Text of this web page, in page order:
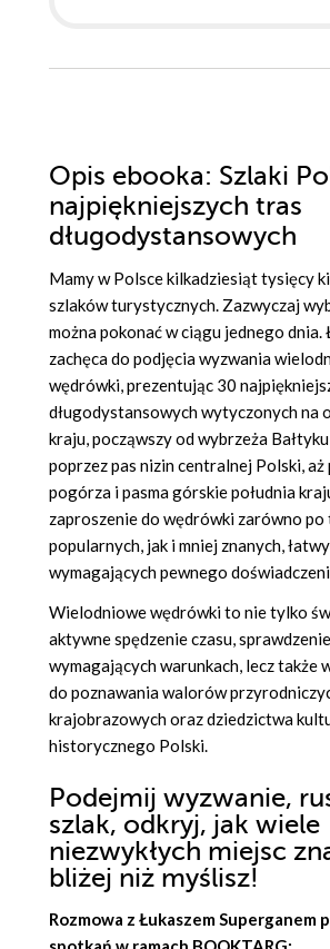
Opis ebooka: Szlaki
najpiękniejszych tras
długodystansowych
Mamy w Polsce kilkadziesiąt tysięcy
szlaków turystycznych. Zazwyczaj
można pokonać w ciągu jednego dnia.
zachęca do podjęcia wyzwania
wędrówki, prezentując 30
długodystansowych wytyczonych na
kraju, począwszy od wybrzeża
poprzez pas nizin centralnej Polski, aż
pogórza i pasma górskie południa
zaproszenie do wędrówki zarówno po
popularnych, jak i mniej znanych,
wymagających pewnego
Wielodniowe wędrówki to nie tylko
aktywne spędzenie czasu,
wymagających warunkach, lecz także
do poznawania walorów
krajobrazowych oraz dziedzictwa
historycznego Polski.
Podejmij wyzwanie,
szlak, odkryj, jak wiele
niezwykłych miejsc
bliżej niż myślisz!
Rozmowa z Łukaszem Superganem